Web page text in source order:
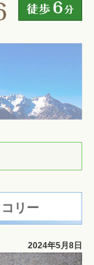
リー
2024年5月8日